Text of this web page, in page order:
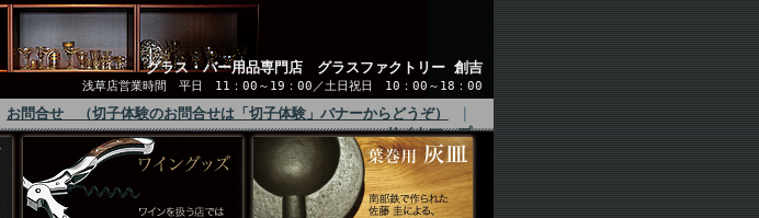
グラス・バー用品専門店 グラスファクトリー 創吉
浅草店営業時間 平日 11：00～19：00／土日祝日 10：00～18：00
お問合せ （切子体験のお問合せは「切子体験」バナーからどうぞ）
サイトマップ